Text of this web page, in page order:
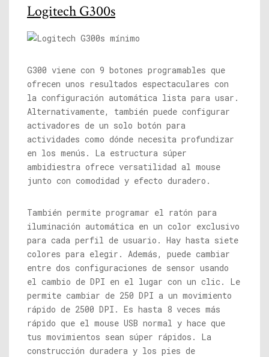
Logitech G300s
G300 viene con 9 botones programables que
ofrecen unos resultados espectaculares con
la configuración automática lista para usar.
Alternativamente, también puede configurar
activadores de un solo botón para
actividades como dónde necesita profundizar
en los menús. La estructura súper
ambidiestra ofrece versatilidad al mouse
junto con comodidad y efecto duradero.
También permite programar el ratón para
iluminación automática en un color exclusivo
para cada perfil de usuario. Hay hasta siete
colores para elegir. Además, puede cambiar
entre dos configuraciones de sensor usando
el cambio de DPI en el lugar con un clic. Le
permite cambiar de 250 DPI a un movimiento
rápido de 2500 DPI. Es hasta 8 veces más
rápido que el mouse USB normal y hace que
tus movimientos sean súper rápidos. La
construcción duradera y los pies de